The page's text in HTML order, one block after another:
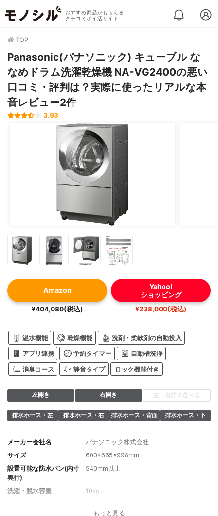
おすすめ商品がもらえる
クチコミポイ活サイト
TOP
Panasonic(パナソニック) キューブル な
なめドラム洗濯乾燥機 NA-VG2400の悪い
口コミ・評判は？実際に使ったリアルな本
音レビュー2件
3.93
Amazon
¥404,080(税込)
Yahoo!
ショッピング
¥238,000(税込)
温水機能 乾燥機能 洗剤・柔軟剤の自動投入
アプリ連携 予約タイマー 自動槽洗浄
消臭コース 静音タイプ ロック機能付き
左開き 右開き 左・右開き選べる
排水ホース・左 排水ホース・右 排水ホース・背面 排水ホース・下
メーカー会社名
パナソニック株式会社
サイズ
600×665×998mm
設置可能な防水パン(内寸
奥行)
540mm以上
洗濯・脱水容量
10kg
もっと見る